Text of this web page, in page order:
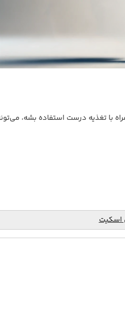
با تغذیه درست استفاده بشه،
اسکیت